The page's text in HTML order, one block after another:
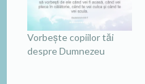
Vorbește copiilor tăi
despre Dumnezeu